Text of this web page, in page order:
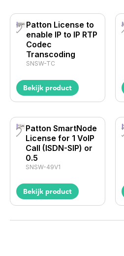
Patton License to
enable IP to IP RTP
Codec
Transcoding
SNSW-TC
Bekijk product
Patton SmartNode
License for 1 VoIP
Call (ISDN-SIP) or
0.5
SNSW-49V1
Bekijk product